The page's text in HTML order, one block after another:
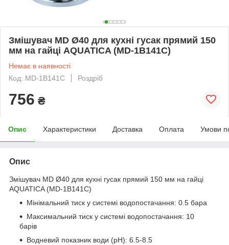
Змішувач MD Ø40 для кухні гусак прямий 150
мм на гайці AQUATICA (MD-1B141C)
Немає в наявності
Код: MD-1B141C
Роздріб
756 ₴
Опис Характеристики Доставка Оплата Умови
Опис
Змішувач MD Ø40 для кухні гусак прямий 150 мм на гайці
AQUATICA (MD-1B141C)
Мінімальний тиск у системі водопостачання: 0.5 бара
Максимальний тиск у системі водопостачання: 10
барів
Водневий показник води (pH): 6.5-8.5